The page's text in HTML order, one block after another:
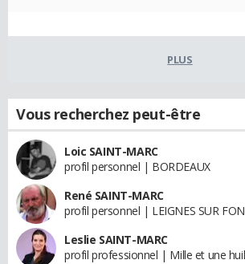
PLUS
Vous recherchez peut-être
Loic SAINT-MARC
profil personnel | BORDEAUX
René SAINT-MARC
profil personnel | LEIGNES SUR
Leslie SAINT-MARC
profil professionnel | Mille et une